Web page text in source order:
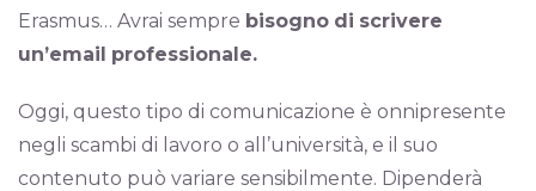
Erasmus… Avrai sempre bisogno di scrivere
un’email professionale.
Oggi, questo tipo di comunicazione è onnipresente
negli scambi di lavoro o all’università, e il suo
contenuto può variare sensibilmente. Dipenderà